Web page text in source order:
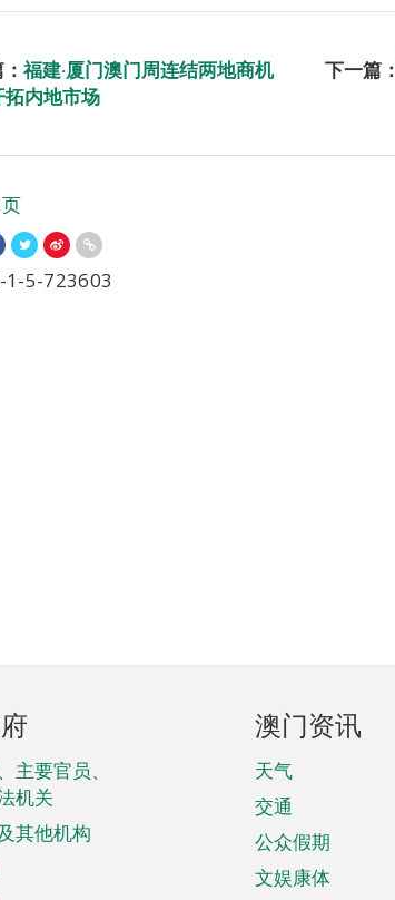
福建‧厦门澳门周连结两地商机
内地市场
下一篇：
1-5-723603
主要官员、
机关
其他机构
澳门资讯
天气
交通
公众假期
文娱康体